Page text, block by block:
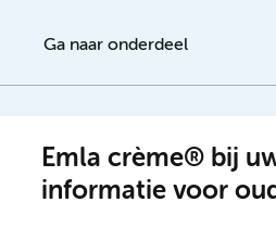
Ga naar onderdeel
Emla crème® bij
informatie voor